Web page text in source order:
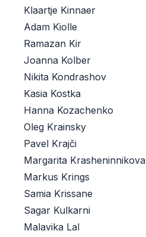
Klaartje Kinnaer
Adam Kiolle
Ramazan Kir
Joanna Kolber
Nikita Kondrashov
Kasia Kostka
Hanna Kozachenko
Oleg Krainsky
Pavel Krajči
Margarita Krasheninnikova
Markus Krings
Samia Krissane
Sagar Kulkarni
Malavika Lal